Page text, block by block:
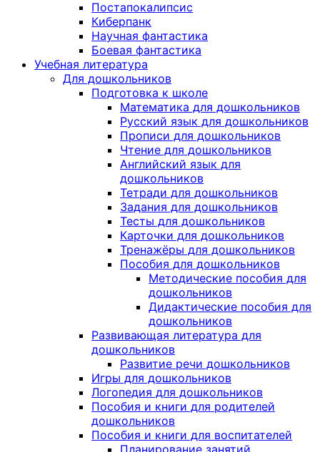
Постапокалипсис
Киберпанк
Научная фантастика
Боевая фантастика
Учебная литература
Для дошкольников
Подготовка к школе
Математика для дошкольников
Русский язык для дошкольников
Прописи для дошкольников
Чтение для дошкольников
Английский язык для
дошкольников
Тетради для дошкольников
Задания для дошкольников
Тесты для дошкольников
Карточки для дошкольников
Тренажёры для дошкольников
Пособия для дошкольников
Методические пособия для
дошкольников
Дидактические пособия для
дошкольников
Развивающая литература для
дошкольников
Развитие речи дошкольников
Игры для дошкольников
Логопедия для дошкольников
Пособия и книги для родителей
дошкольников
Пособия и книги для воспитателей
Планирование занятий